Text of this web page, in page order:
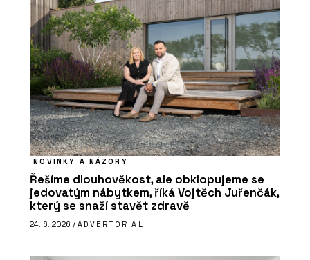
NOVINKY A NÁZORY
Řešíme dlouhověkost, ale obklopujeme se
jedovatým nábytkem, říká Vojtěch Juřenčák,
který se snaží stavět zdravě
24. 6. 2026 / ADVERTORIAL